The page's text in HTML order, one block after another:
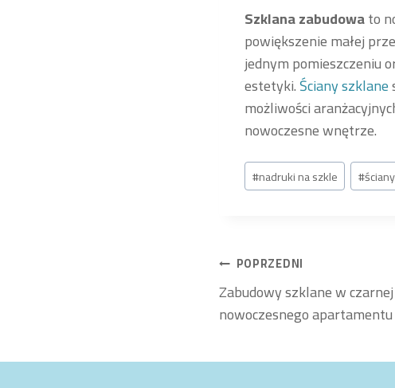
Szklana zabudowato
powiększenie małej
jednym pomieszczeniu
estetyki.Ściany szklane
możliwości
nowoczesne wnętrze.
Tagi
wpisu:
#nadruki na szkle #
Nawigacja
wpisu
POPRZEDNI
Zabudowy szklane w
nowoczesnego apartamentu